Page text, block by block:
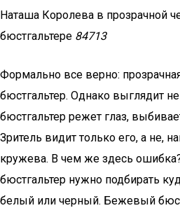
Наташа Королева в прозрачной
бюстгальтере 84713
Формально все верно:
бюстгальтер. Однако выглядит
бюстгальтер режет глаз,
Зритель видит только его, а не,
кружева. В чем же здесь
бюстгальтер нужно подбирать
белый или черный. Бежевый